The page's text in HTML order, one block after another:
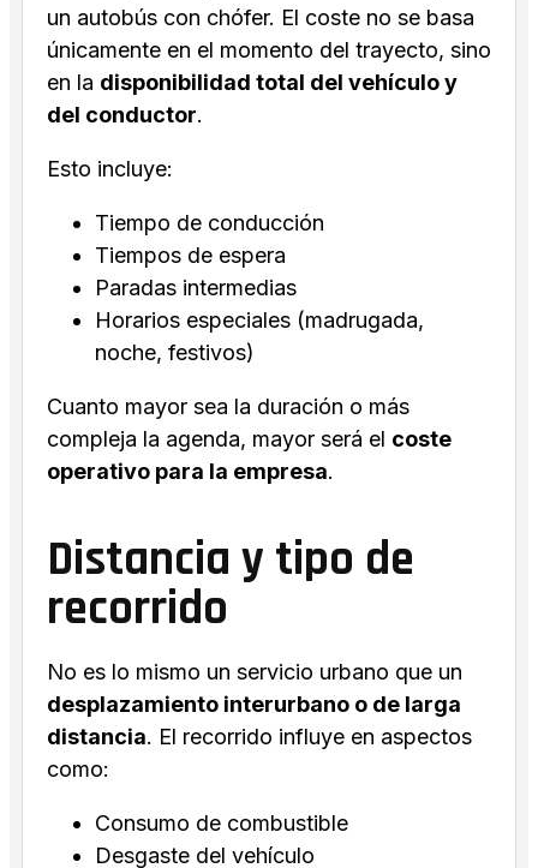
un autobús con chófer. El coste no se basa
únicamente en el momento del trayecto, sino
en la disponibilidad total del vehículo y
del conductor.
Esto incluye:
Tiempo de conducción
Tiempos de espera
Paradas intermedias
Horarios especiales (madrugada,
noche, festivos)
Cuanto mayor sea la duración o más
compleja la agenda, mayor será el coste
operativo para la empresa.
Distancia y tipo de
recorrido
No es lo mismo un servicio urbano que un
desplazamiento interurbano o de larga
distancia. El recorrido influye en aspectos
como:
Consumo de combustible
Desgaste del vehículo